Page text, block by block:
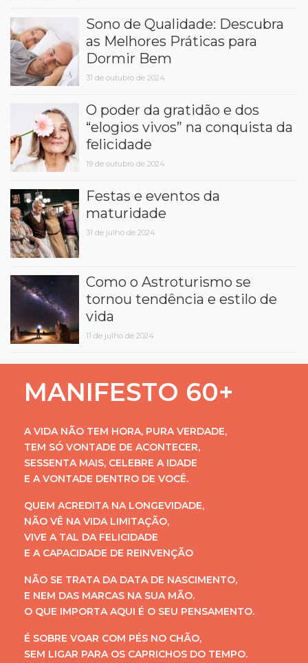
Sono de Qualidade: Descubra
as Melhores Práticas para
Dormir Bem
31 de outubro de 2024
O poder da gratidão e dos
“elogios vivos” na conquista da
felicidade
19 de outubro de 2024
Festas e eventos da
maturidade
31 de julho de 2024
Como o Astroturismo se
tornou tendência e estilo de
vida
11 de julho de 2024
MANIFESTO 60+
A VIDA NÃO TEM HORA, PURA VERDADE,
TEM SÓ VONTADE DE ACONTECER,
SESSENTA MAIS, CELEBRE A IDADE
E A VONTADE DENTRO DE VOCÊ.
QUEM ACREDITA NA LONGEVIDADE,
NÃO VÊ NA VIDA LIMITAÇÃO,
VIVE A TAL DA FELICIDADE
E A CAPACIDADE DE REINVENÇÃO
NÃO SE TRATA DA DATA DE NASCIMENTO,
E NEM DAS MARCAS NA SUA MÃO.
O QUE IMPORTA AQUI É O SEU PENSAMENTO.
É SOBRE VOAR COM PÉS NO CHÃO,
SEM LIGAR PARA OS CAPRICHOS DO TEMPO.